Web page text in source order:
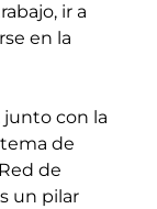
ir a
en la
con la
de
de
un pilar